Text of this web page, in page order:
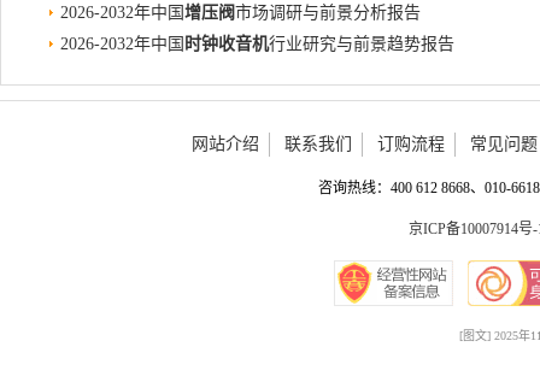
2026-2032年中国 增压阀市场调研与前景分析报告
2026-2032年中国 时钟收音机行业研究与前景趋势报告
网站介绍 联系我们 订购流程 常见问题
咨询热线：400 612 8668、010-
京ICP备10007914号-
[图文] 2025年